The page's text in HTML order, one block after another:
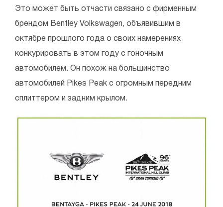
Это может быть отчасти связано с фирменным
брендом Bentley Volkswagen, объявившим в
октябре прошлого года о своих намерениях
конкурировать в этом году с гоночным
автомобилем. Он похож на большинство
автомобилей Pikes Peak с огромным передним
сплиттером и задним крылом.